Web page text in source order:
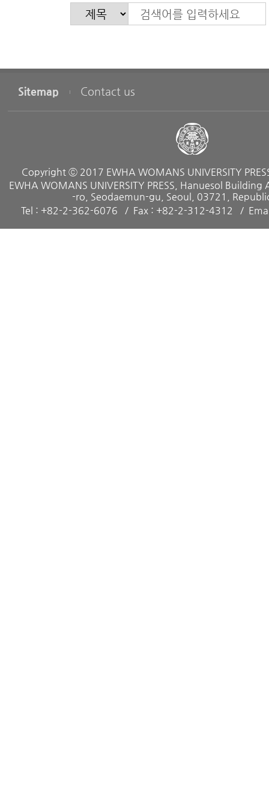
Sitemap Contact us
Copyright ⓒ 2017 EWHA WOMANS UNIVERSITY
EWHA WOMANS UNIVERSITY PRESS, Hanuesol
-ro, Seodaemun-gu, Seoul, 03721,
Tel : +82-2-362-6076
Fax : +82-2-312-4312